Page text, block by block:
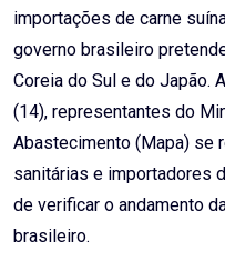
importações de carne
governo brasileiro
Coreia do Sul e do Japão.
(14), representantes do
Abastecimento (Mapa) se
sanitárias e importadores
de verificar o andamento
brasileiro.